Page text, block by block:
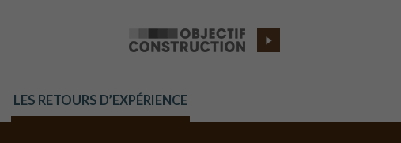
LES RETOURS D’EXPÉRIENCE